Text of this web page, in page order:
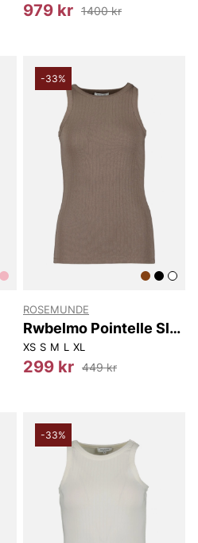
979 kr 1400 kr
-33%
ROSEMUNDE
Rwbelmo Pointelle Sl
Boxer Top
XS S M L XL
299 kr 449 kr
-33%